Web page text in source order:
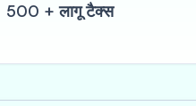
500 + लागू टैक्स